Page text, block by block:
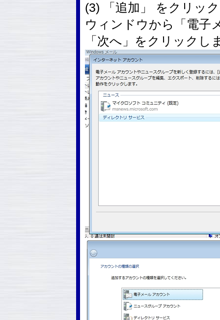
(3) 「追加」 をクリッ
ウィンドウから「電子
「次へ」をクリックし